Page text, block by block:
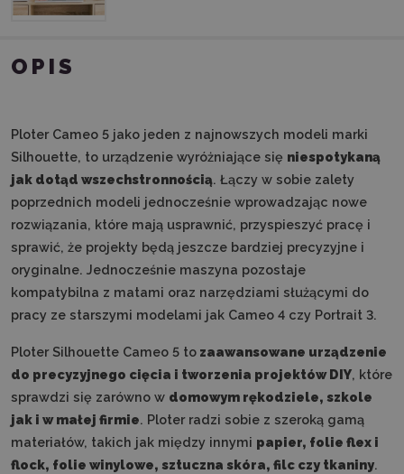
OPIS
Ploter Cameo 5 jako jeden z najnowszych modeli marki
Silhouette, to urządzenie wyróżniające się niespotykaną
jak dotąd wszechstronnością. Łączy w sobie zalety
poprzednich modeli jednocześnie wprowadzając nowe
rozwiązania, które mają usprawnić, przyspieszyć pracę i
sprawić, że projekty będą jeszcze bardziej precyzyjne i
oryginalne. Jednocześnie maszyna pozostaje
kompatybilna z matami oraz narzędziami służącymi do
pracy ze starszymi modelami jak Cameo 4 czy Portrait 3.
Ploter Silhouette Cameo 5 to zaawansowane urządzenie
do precyzyjnego cięcia i tworzenia projektów DIY, które
sprawdzi się zarówno w domowym rękodziele, szkole
jak i w małej firmie. Ploter radzi sobie z szeroką gamą
materiałów, takich jak między innymi papier, folie flex i
flock, folie winylowe, sztuczna skóra, filc czy tkaniny.